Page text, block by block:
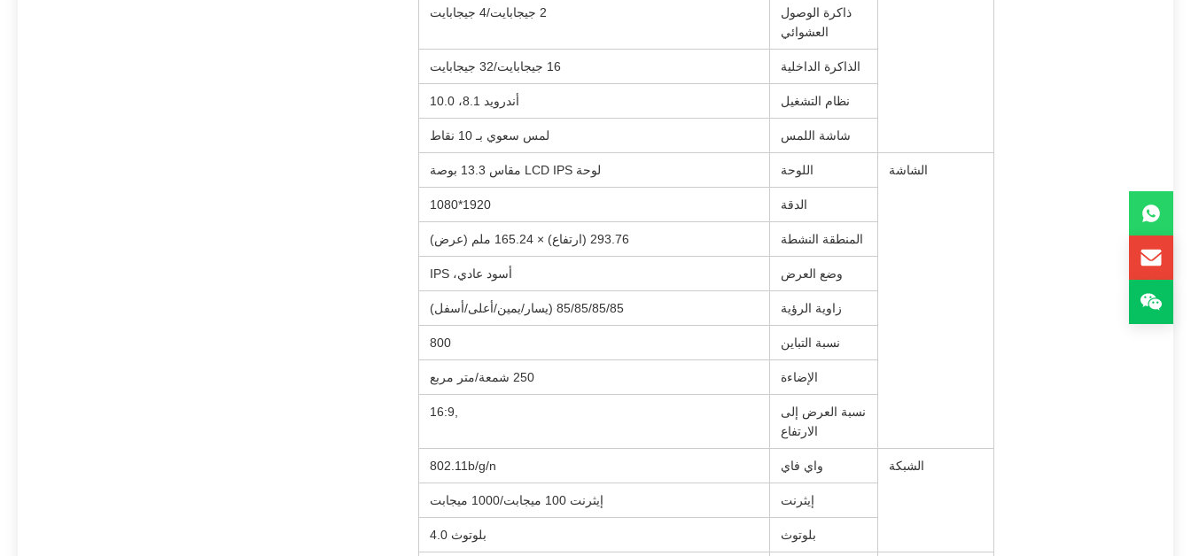
ذاكرة الوصول
العشوائي
2 جيجابايت/4 جيجابايت
الذاكرة الداخلية 16 جيجابايت/32 جيجابايت
نظام التشغيل أندرويد 8.1، 10.0
شاشة اللمس لمس سعوي بـ 10 نقاط
الشاشة اللوحة لوحة LCD IPS مقاس 13.3 بوصة
الدقة 1920*1080
المنطقة النشطة 293.76 (ارتفاع) × 165.24 ملم (عرض)
وضع العرض أسود عادي، IPS
زاوية الرؤية 85/85/85/85 (يسار/يمين/أعلى/أسفل)
نسبة التباين 800
الإضاءة 250 شمعة/متر مربع
نسبة العرض إلى
الارتفاع
الشبكة واي فاي 802.11b/g/n
إيثرنت إيثرنت 100 ميجابت/1000 ميجابت
بلوتوث بلوتوث 4.0